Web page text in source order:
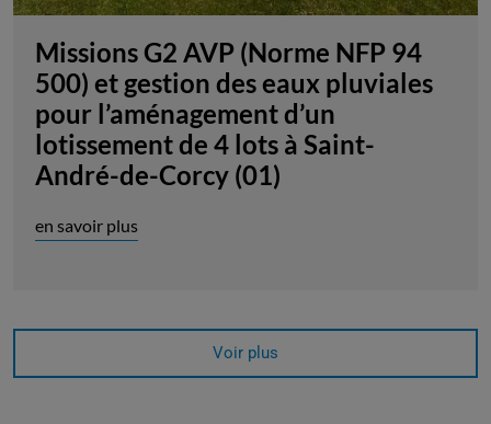
Missions G2 AVP (Norme NFP 94
500) et gestion des eaux pluviales
pour l’aménagement d’un
lotissement de 4 lots à Saint-
André-de-Corcy (01)
en savoir plus
Voir plus